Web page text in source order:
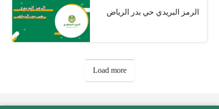
الرمز البريدي حي بدر الرياض
Load more